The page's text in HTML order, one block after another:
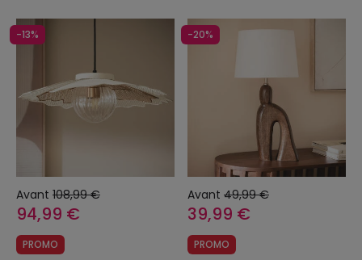
-13%
Avant 108,99 €
94,99 €
PROMO
-20%
Avant 49,99 €
39,99 €
PROMO